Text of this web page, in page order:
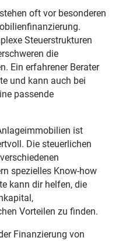
oft vor besonderen
Steuerstrukturen
die
Ein erfahrener Berater
und kann auch bei
passende
ist
Die steuerlichen
spezielles Know-how
kann dir helfen, die
Vorteilen zu finden.
Finanzierung von